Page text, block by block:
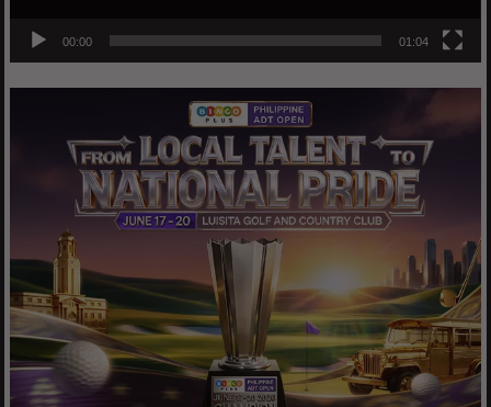
00:00 01:04